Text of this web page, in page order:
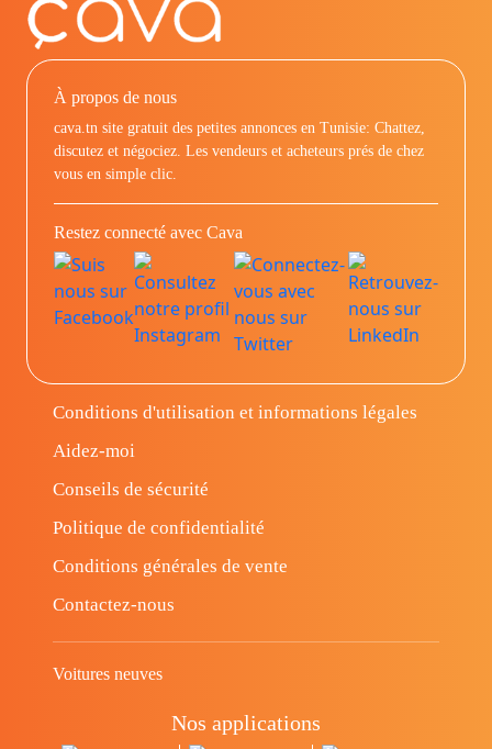
À propos de nous
cava.tn site gratuit des petites annonces en Tunisie: Chattez,
discutez et négociez. Les vendeurs et acheteurs prés de chez
vous en simple clic.
Restez connecté avec Cava
Conditions d'utilisation et informations légales
Aidez-moi
Conseils de sécurité
Politique de confidentialité
Conditions générales de vente
Contactez-nous
Voitures neuves
Nos applications